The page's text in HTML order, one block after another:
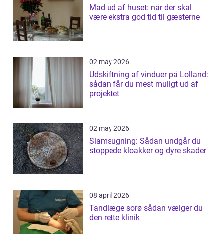
Mad ud af huset: når der skal
være ekstra god tid til gæsterne
02 may 2026
Udskiftning af vinduer på Lolland:
sådan får du mest muligt ud af
projektet
02 may 2026
Slamsugning: Sådan undgår du
stoppede kloakker og dyre skader
08 april 2026
Tandlæge sorø sådan vælger du
den rette klinik